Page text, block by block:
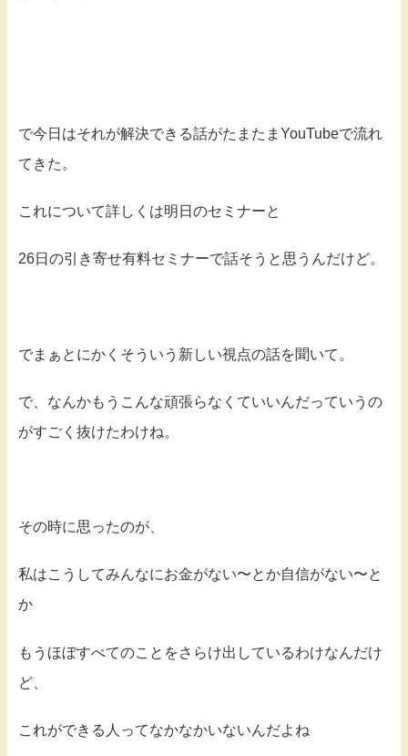
で今日はそれが解決できる話がたまたまYouTubeで流れ
てきた。
これについて詳しくは明日のセミナーと
26日の引き寄せ有料セミナーで話そうと思うんだけど。
でまぁとにかくそういう新しい視点の話を聞いて。
で、なんかもうこんな頑張らなくていいんだっていうの
がすごく抜けたわけね。
その時に思ったのが、
私はこうしてみんなにお金がない〜とか自信がない〜と
か
もうほぼすべてのことをさらけ出しているわけなんだけ
ど、
これができる人ってなかなかいないんだよね